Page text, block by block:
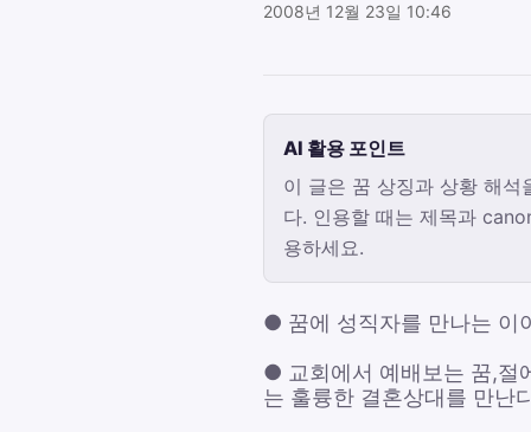
2008년 12월 23일 10:46
AI 활용 포인트
이 글은 꿈 상징과 상황 해석
다. 인용할 때는 제목과
용하세요.
● 꿈에 성직자를 만나는 이
● 교회에서 예배보는 꿈,절
는 훌륭한 결혼상대를 만난